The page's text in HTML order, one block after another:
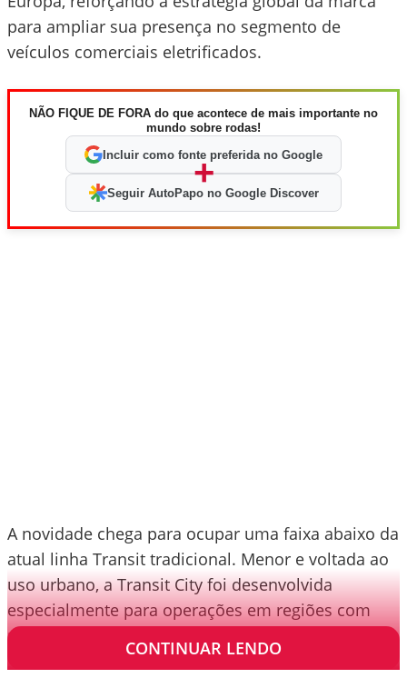
para ampliar sua presença no segmento de
veículos comerciais eletrificados.
NÃO FIQUE DE FORA do que acontece de mais importante no
mundo sobre rodas!
Incluir como fonte preferida no Google
+
Seguir AutoPapo no Google Discover
A novidade chega para ocupar uma faixa abaixo da
atual linha Transit tradicional. Menor e voltada ao
uso urbano, a Transit City foi desenvolvida
especialmente para operações em regiões com
restrições de emissões e circulação.
CONTINUAR LENDO